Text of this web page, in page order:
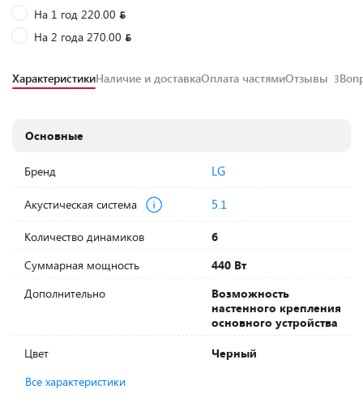
На 1 год 220.00
На 2 года 270.00
ХарактеристикиНаличие и доставкаОплата частямиОтзывы 3
Основные
Бренд LG
Акустическая система 5.1
Количество динамиков
6
Суммарная мощность
440 Вт
Дополнительно
Возможность
настенного крепления
основного устройства
Цвет
Черный
Все характеристики